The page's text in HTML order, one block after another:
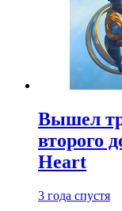
Вышел
второго
Heart
3 года спустя